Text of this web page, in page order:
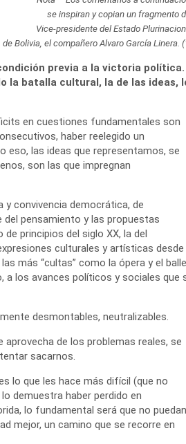
se inspiran y copian un fragmento
Vice-presidente del Estado
de Bolivia, el compañero Alvaro García Linera.
previa a la victoria política.
la batalla cultural, la de las ideas,
en cuestiones fundamentales son
haber reelegido un
eso, las ideas que representamos, se
son las que impregnan
y convivencia democrática, de
pensamiento y las propuestas
principios del siglo XX, la del
culturales y artísticas desde
más “cultas” como la ópera y el
a los avances políticos y sociales que
desmontables, neutralizables.
de los problemas reales, se
sacarnos.
lo que les hace más difícil (que no
demuestra haber perdido en
lo fundamental será que no puedan
mejor, un camino que se recorre en